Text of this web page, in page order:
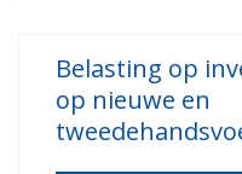
Belasting op
op nieuwe en